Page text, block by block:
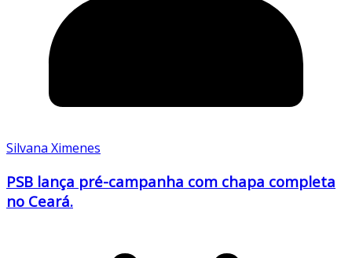
Silvana Ximenes
PSB lança pré-campanha com chapa completa
no Ceará.